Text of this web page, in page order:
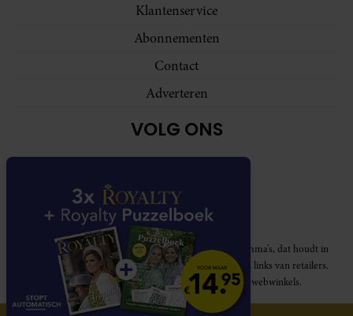
Klantenservice
Abonnementen
Contact
Adverteren
VOLG ONS
Royalty participeert in diverse affiliate marketing programma’s, dat houdt in
dat Royalty commissies ontvangt voor aankopen middels links van retailers.
Deze website wordt niet gesponsord door de genoemde webwinkels.